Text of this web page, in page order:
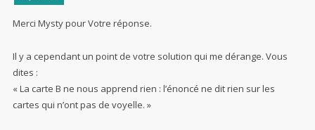
Merci Mysty pour Votre réponse.
Il y a cependant un point de votre solution qui me dérange. Vous
dites :
« La carte B ne nous apprend rien : l’énoncé ne dit rien sur les
cartes qui n’ont pas de voyelle. »